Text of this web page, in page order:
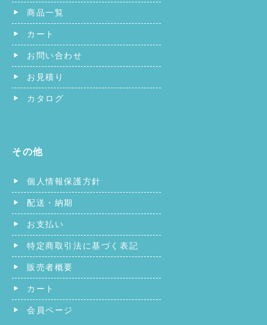
商品一覧
カート
お問い合わせ
お見積り
カタログ
その他
個人情報保護方針
配送・納期
お支払い
特定商取引法に基づく表記
販売者概要
カート
会員ページ